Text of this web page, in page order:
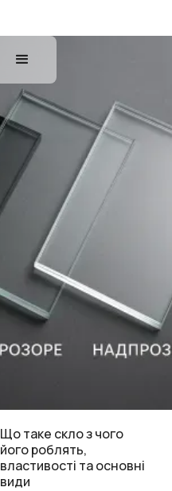
Що таке скло з чого
його роблять,
властивості та основні
види